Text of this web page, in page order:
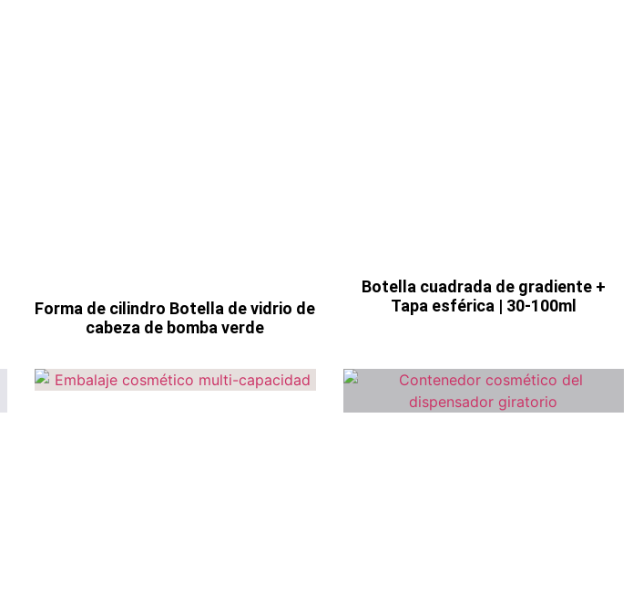
Forma de cilindro Botella de vidrio de
cabeza de bomba verde
Botella cuadrada de gradiente +
Tapa esférica | 30-100ml